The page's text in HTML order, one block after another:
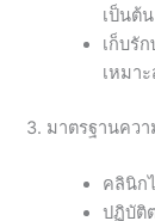
เป็นต้น
เก็บรั
เหมา
3. มาตรฐานคว
คลินิก
ปฏิบัติ